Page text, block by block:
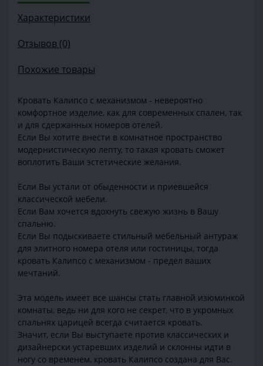
Характеристики
Отзывов (0)
Похожие товары
Кровать Калипсо с механизмом - невероятно
комфортное изделие, как для современных спален, так
и для сдержанных номеров отелей.
Если Вы хотите внести в комнатное пространство
модернистическую лепту, то такая кровать сможет
воплотить Ваши эстетические желания.
Если Вы устали от обыденности и приевшейся
классической мебели.
Если Вам хочется вдохнуть свежую жизнь в Вашу
спальню.
Если Вы подыскиваете стильный мебельный антураж
для элитного номера отеля или гостиницы, тогда
кровать Калипсо с механизмом - предел ваших
мечтаний.
Эта модель имеет все шансы стать главной изюминкой
комнаты, ведь ни для кого не секрет, что в укромных
спальнях царицей всегда считается кровать.
Значит, если Вы выступаете против классических и
дизайнерски устаревших изделий и склонны идти в
ногу со временем, кровать Калипсо создана для Вас.